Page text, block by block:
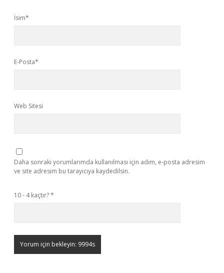
İsim*
E-Posta*
Web Sitesi
Daha sonraki yorumlarımda kullanılması için adım, e-posta adresim
ve site adresim bu tarayıcıya kaydedilsin.
10 - 4 kaçtır?*